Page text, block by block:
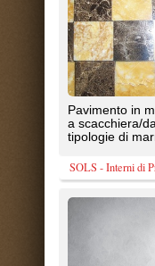
AF Coding Studio
via A. Diaz, 1
20087 Robecco sul
P.iva 03980840965